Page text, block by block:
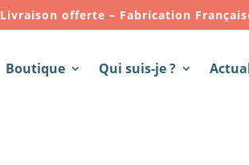
Livraison offerte – Fabrication
Boutique Qui suis-je ?